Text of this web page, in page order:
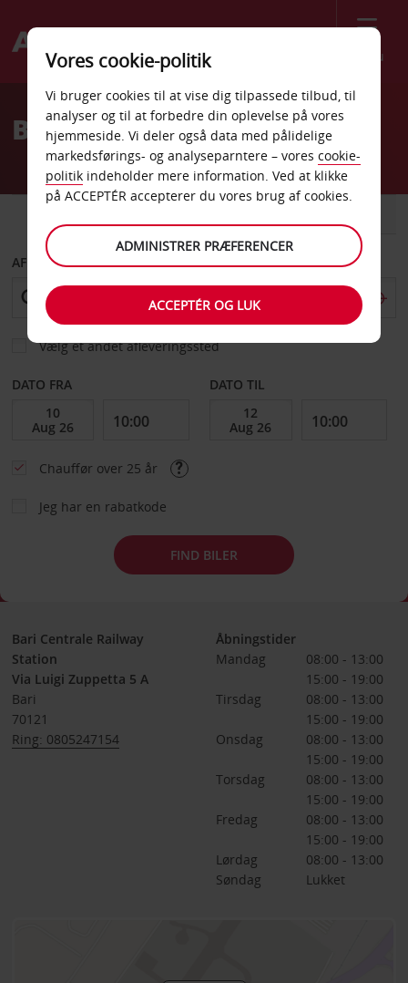
Menu
Welcome
AvisBilleje Bari Centrum
AFHENT FRA
Vælg et andet afleveringssted
DATO FRA DATO TIL
Chauffør over 25 år
Jeg har en rabatkode
FIND BILER
Bari Centrale Railway
Station
Via Luigi Zuppetta 5 A
Bari
70121
Ring: 0805247154
Åbningstider
Mandag
08:00 - 13:00
15:00 - 19:00
Tirsdag
08:00 - 13:00
15:00 - 19:00
Onsdag
08:00 - 13:00
15:00 - 19:00
Torsdag
08:00 - 13:00
15:00 - 19:00
Fredag
08:00 - 13:00
15:00 - 19:00
Lørdag
08:00 - 13:00
Søndag
Lukket
Vores cookie-politik
Vi bruger cookies til at vise dig tilpassede tilbud, til
analyser og til at forbedre din oplevelse på vores
hjemmeside. Vi deler også data med pålidelige
markedsførings- og analyseparntere – vores cookie-
politik indeholder mere information. Ved at klikke
på ACCEPTÉR accepterer du vores brug af cookies.
ADMINISTRER PRÆFERENCER
ACCEPTÉR OG LUK